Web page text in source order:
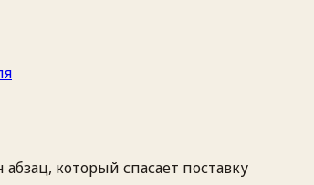
который спасает поставку